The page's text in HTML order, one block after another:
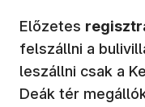
Előzetes
felszállni a
leszállni csak a
Deák tér